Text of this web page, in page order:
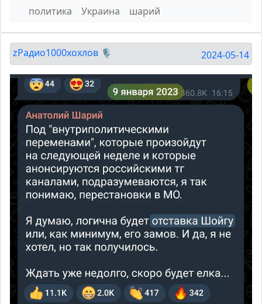
политика
Украина шарий
zРадио1000хохлов 🎙 2024-05-14